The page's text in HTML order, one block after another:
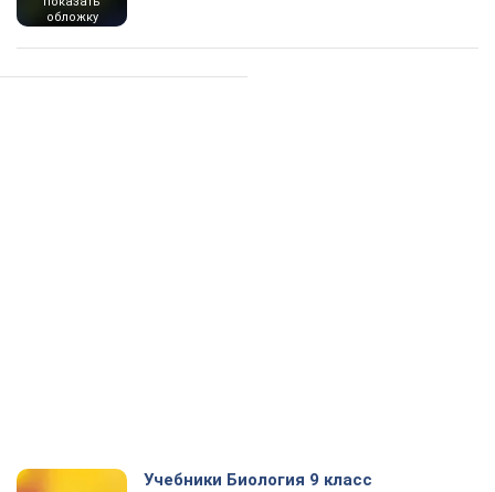
обложку
Учебники Биология 9 класс